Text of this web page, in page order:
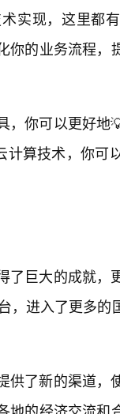
实现，这里都
你的业务流程，
，你可以更好地
计算技术，你可
了巨大的成就，
，进入了更多的
供了新的渠道，